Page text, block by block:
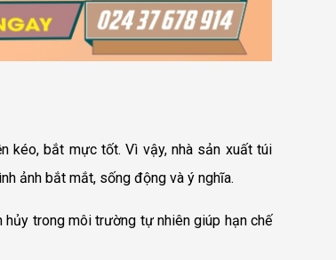
kéo, bắt mực tốt. Vì vậy, nhà sản xuất túi
ảnh bắt mắt, sống động và ý nghĩa.
hủy trong môi trường tự nhiên giúp hạn chế